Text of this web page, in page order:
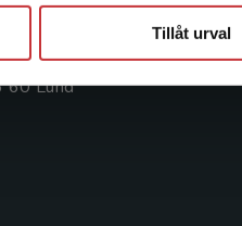
Tillåt urval
1
226 60 Lund